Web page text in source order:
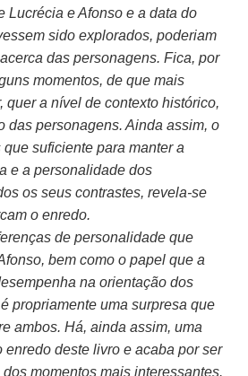
Lucrécia e Afonso e a data do
sido explorados, poderiam
das personagens. Fica, por
momentos, de que mais
quer a nível de contexto histórico,
das personagens. Ainda assim, o
suficiente para manter a
e a personalidade dos
os seus contrastes, revela-se
o enredo.
de personalidade que
bem como o papel que a
na orientação dos
propriamente uma surpresa que
ambos. Há, ainda assim, uma
enredo deste livro e acaba por ser
momentos mais interessantes.